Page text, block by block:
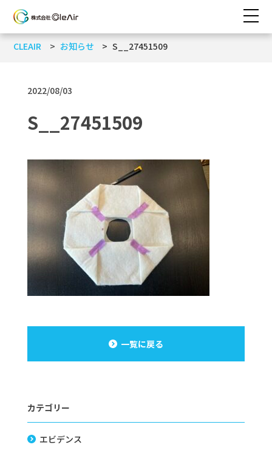
CLEAIR お知らせ S__27451509
2022/08/03
S__27451509
一覧に戻る
カテゴリー
エビデンス